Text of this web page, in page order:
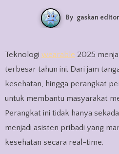
By gaskan editor
Teknologi wearable 2025
terbesar tahun ini. Dari jam
kesehatan, hingga perangkat
untuk membantu masyarakat
Perangkat ini tidak hanya
menjadi asisten pribadi yang
kesehatan secara real-time.